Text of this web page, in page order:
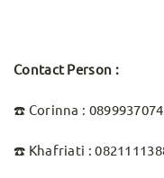
Contact Person :
☎️ Corinna :
☎️ Khafriati :